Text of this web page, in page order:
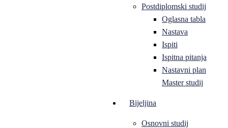
Postdiplomski studij
Oglasna tabla
Nastava
Ispiti
Ispitna pitanja
Nastavni plan
Master studij
Bijeljina
Osnovni studij